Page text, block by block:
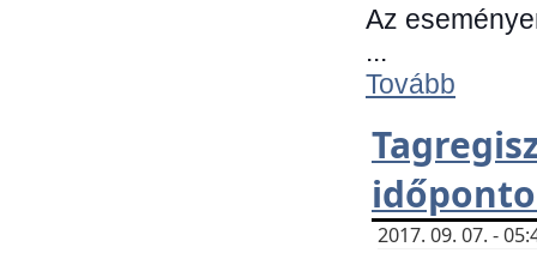
Az
...
Tovább
2017. 09. 07. -